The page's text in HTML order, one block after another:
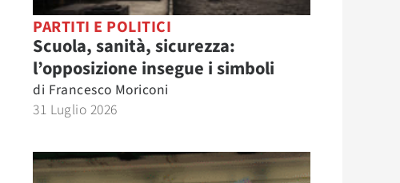
PARTITI E POLITICI
Scuola, sanità, sicurezza:
l’opposizione insegue i simboli
di Francesco Moriconi
31 Luglio 2026